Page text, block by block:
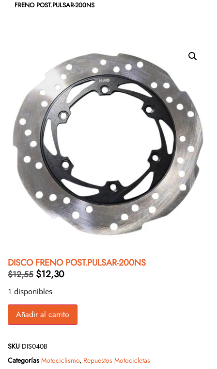
FRENO POST.PULSAR-200NS
DISCO FRENO POST.PULSAR-200NS
$12,55 $12,30
1 disponibles
Añadir al carrito
SKU DIS040B
Categorías Motociclismo, Repuestos Motocicletas